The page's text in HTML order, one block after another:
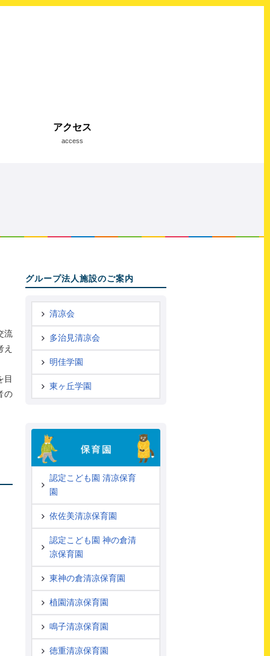
アクセス
access
流
え
目
の
グループ法人施設のご案内
清凉会
多治見清凉会
明佳学園
東ヶ丘学園
認定こども園 清凉保育
園
依佐美清凉保育園
認定こども園 神の倉清
凉保育園
東神の倉清凉保育園
植園清凉保育園
鳴子清凉保育園
徳重清凉保育園